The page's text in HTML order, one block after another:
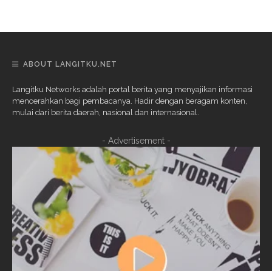
ABOUT LANGITKU.NET
Langitku Networks adalah portal berita yang menyajikan informasi
mencerahkan bagi pembacanya. Hadir dengan beragam konten,
mulai dari berita daerah, nasional dan internasional.
- Advertisement -